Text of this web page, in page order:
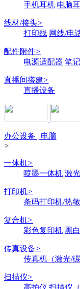
手机耳机 电脑
线材/接头>
打印线 网线/电
配件附件>
电源适配器 笔
直播间搭建>
直播设备
办公设备 | 电脑
>
一体机>
喷墨一体机 激
打印机>
条码打印机/热
复合机>
彩色复印机 黑
传真设备>
传真机（激光/碳
扫描仪>
高拍仪 扫描仪